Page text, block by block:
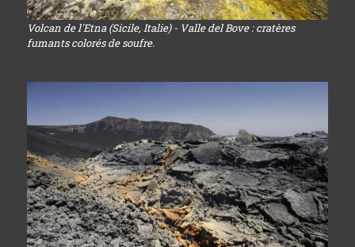
Volcan de l'Etna (Sicile, Italie) - Valle del Bove : cratères
fumants colorés de soufre.